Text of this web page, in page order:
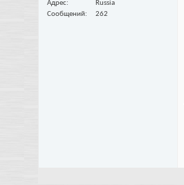
Адрес
Russia
Сообщений
262